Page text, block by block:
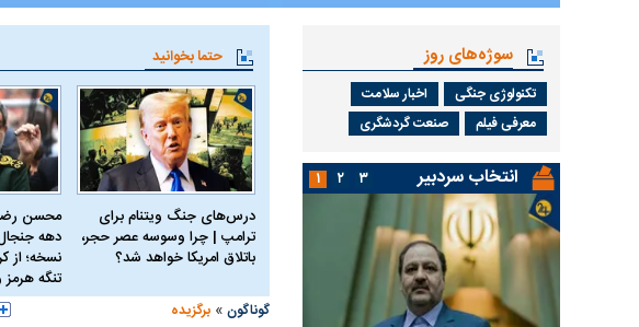
حتما بخوانید
درس‌های جنگ ویتنام برای
ترامپ | چرا وسوسه عصر حجر،
باتلاق امریکا خواهد شد؟
محسن
دهه
تنگه
گوناگون » برگزیده
سوژه‌های روز
تکنولوژی جنگی
اخبار سلامت
معرفی فیلم
صنعت گردشگری
انتخاب سردبیر ۱ ۲ ۳